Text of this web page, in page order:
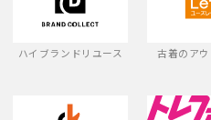
ハイブランドリユース 古着のア